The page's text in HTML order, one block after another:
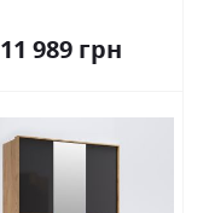
11 989 грн